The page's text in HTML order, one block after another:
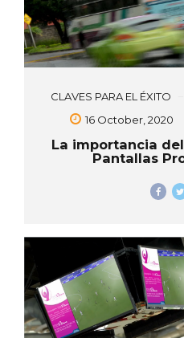
CLAVES PARA EL ÉXITO
16 October, 2020
La importancia
Pantallas